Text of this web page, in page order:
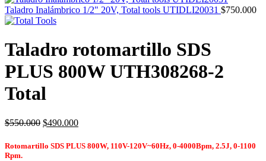
Taladro Inalámbrico 1/2" 20V, Total tools UTIDLI20031 $750.000
Taladro rotomartillo SDS
PLUS 800W UTH308268-2
Total
$550.000 El
original
$490.000El
actual
Rotomartillo SDS PLUS 800W, 110V-120V~60Hz, 0-4000Bpm, 2.5J, 0-1100
Rpm.